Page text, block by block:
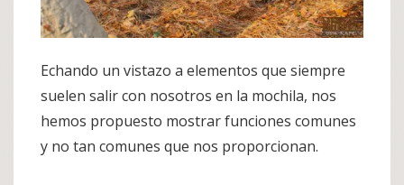
Echando un vistazo a elementos que siempre
suelen salir con nosotros en la mochila, nos
hemos propuesto mostrar funciones comunes
y no tan comunes que nos proporcionan.